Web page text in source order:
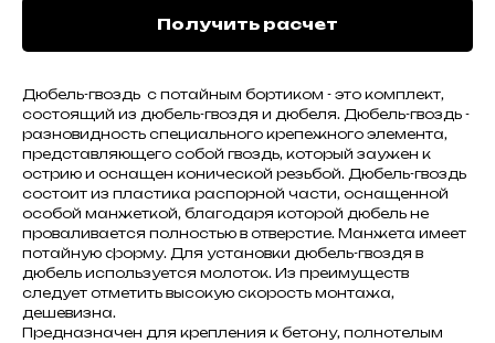
Получить расчет
Дюбель-гвоздь с потайным бортиком - это комплект,
состоящий из дюбель-гвоздя и дюбеля. Дюбель-гвоздь -
разновидность специального крепежного элемента,
представляющего собой гвоздь, который заужен к
острию и оснащен конической резьбой. Дюбель-гвоздь
состоит из пластика распорной части, оснащенной
особой манжеткой, благодаря которой дюбель не
проваливается полностью в отверстие. Манжета имеет
потайную форму. Для установки дюбель-гвоздя в
дюбель используется молоток. Из преимуществ
следует отметить высокую скорость монтажа,
дешевизна.
Предназначен для крепления к бетону, полнотелым